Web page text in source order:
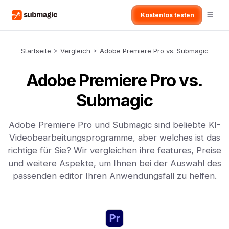
Kostenlos testen
Startseite > Vergleich > Adobe Premiere Pro vs. Submagic
Adobe Premiere Pro vs.
Submagic
Adobe Premiere Pro und Submagic sind beliebte KI-
Videobearbeitungsprogramme, aber welches ist das
richtige für Sie? Wir vergleichen ihre features, Preise
und weitere Aspekte, um Ihnen bei der Auswahl des
passenden editor Ihren Anwendungsfall zu helfen.